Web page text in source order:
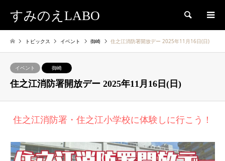
すみのえLABO 検索
トピックス イベント 御崎 住之江消防署開放デー 2025年11月16日(日)
イベント 御崎
住之江消防署開放デー 2025年11月16日(日)
住之江消防署・住之江小学校に体験しに行こう！